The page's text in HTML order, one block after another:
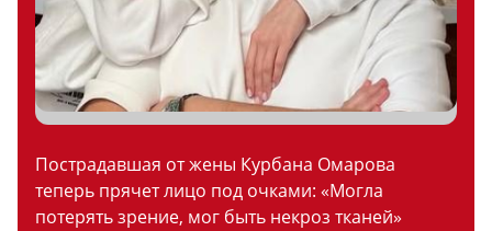
Пострадавшая от жены Курбана Омарова
теперь прячет лицо под очками: «Могла
потерять зрение, мог быть некроз тканей»